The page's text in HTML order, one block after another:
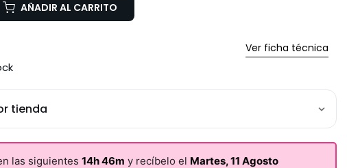
AÑADIR AL CARRITO
Ver ficha técnica
tienda
las siguientes 14h 46m y recíbelo el Martes, 11 Agosto